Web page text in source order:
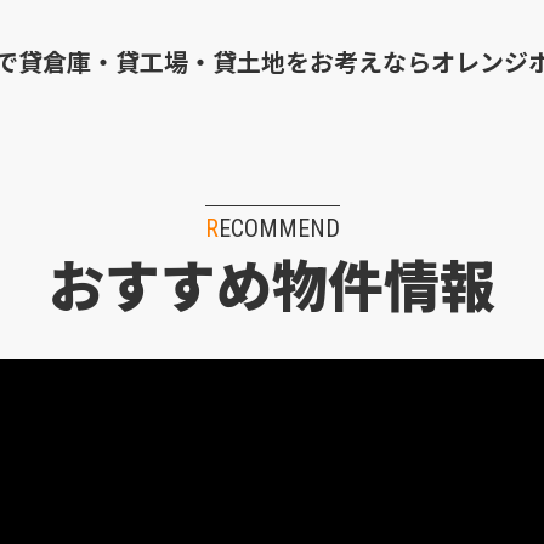
貸倉庫・貸工場・貸土地をお考えならオレンジ
RECOMMEND
おすすめ物件情報